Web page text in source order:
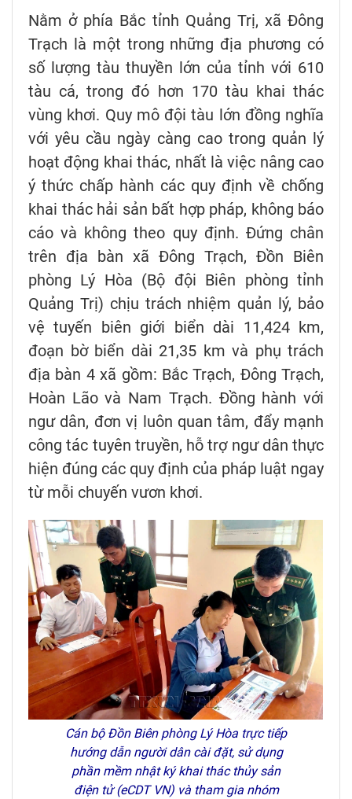
Nằm ở phía Bắc tỉnh Quảng Trị, xã Đông
Trạch là một trong những địa phương có
số lượng tàu thuyền lớn của tỉnh với 610
tàu cá, trong đó hơn 170 tàu khai thác
vùng khơi. Quy mô đội tàu lớn đồng nghĩa
với yêu cầu ngày càng cao trong quản lý
hoạt động khai thác, nhất là việc nâng cao
ý thức chấp hành các quy định về chống
khai thác hải sản bất hợp pháp, không báo
cáo và không theo quy định. Đứng chân
trên địa bàn xã Đông Trạch, Đồn Biên
phòng Lý Hòa (Bộ đội Biên phòng tỉnh
Quảng Trị) chịu trách nhiệm quản lý, bảo
vệ tuyến biên giới biển dài 11,424 km,
đoạn bờ biển dài 21,35 km và phụ trách
địa bàn 4 xã gồm: Bắc Trạch, Đông Trạch,
Hoàn Lão và Nam Trạch. Đồng hành với
ngư dân, đơn vị luôn quan tâm, đẩy mạnh
công tác tuyên truyền, hỗ trợ ngư dân thực
hiện đúng các quy định của pháp luật ngay
từ mỗi chuyến vươn khơi.
Cán bộ Đồn Biên phòng Lý Hòa trực tiếp
hướng dẫn người dân cài đặt, sử dụng
phần mềm nhật ký khai thác thủy sản
điện tử (eCDT VN) và tham gia nhóm